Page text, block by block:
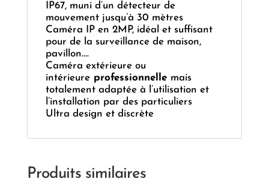
IP67, muni d’un détecteur de
mouvement jusqu’à 30 mètres
Caméra IP en 2MP, idéal et suffisant
pour de la surveillance de maison,
pavillon….
Caméra extérieure ou
intérieureprofessionnelle mais
totalement adaptée à l’utilisation et
l’installation par des particuliers
Ultra design et discrète
Produits similaires